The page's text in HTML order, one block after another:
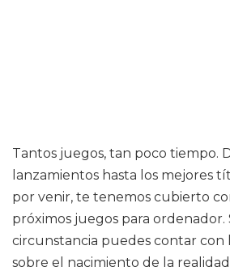
Tantos juegos, tan poco tiempo.
lanzamientos hasta los mejores
por venir, te tenemos cubierto
próximos juegos para ordenador.
circunstancia puedes contar con
sobre el nacimiento de la